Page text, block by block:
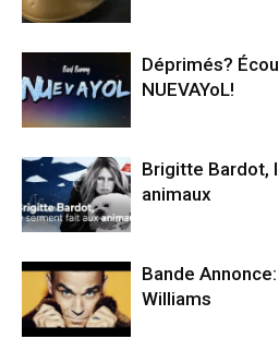
Déprimés?
NUEVAYoL!
Brigitte Bardot,
animaux
Bande
Williams